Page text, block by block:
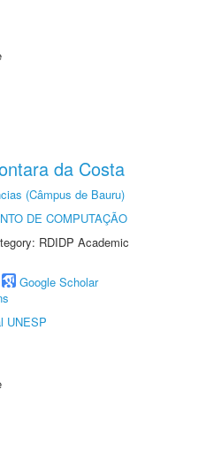
da Costa
(Câmpus de Bauru)
DE COMPUTAÇÃO
RDIDP Academic
Google Scholar
UNESP